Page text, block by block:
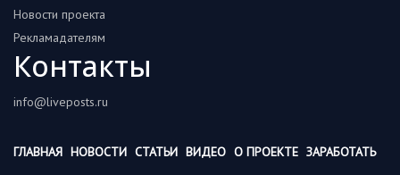
Новости проекта
Рекламадателям
Контакты
info@liveposts.ru
ГЛАВНАЯ НОВОСТИ СТАТЬИ ВИДЕО О ПРОЕКТЕ ЗАРАБОТАТЬ